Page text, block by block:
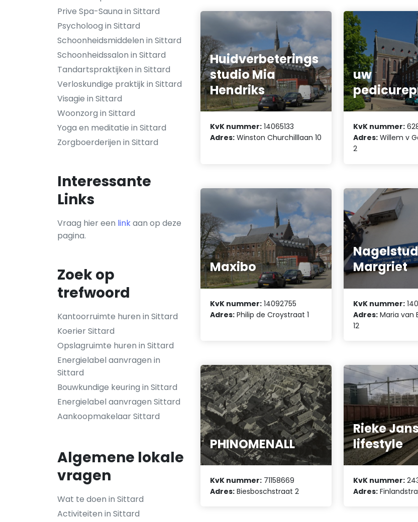
Prive Spa-Sauna in Sittard
Psycholoog in Sittard
Schoonheidsmiddelen in Sittard
Schoonheidssalon in Sittard
Tandartspraktijken in Sittard
Verloskundige praktijk in Sittard
Visagie in Sittard
Woonzorg in Sittard
Yoga en meditatie in Sittard
Zorgboerderijen in Sittard
Interessante
Links
Vraag hier een linkaan op deze
pagina.
Zoek op
trefwoord
Kantoorruimte huren in Sittard
Koerier Sittard
Opslagruimte huren in Sittard
Energielabel aanvragen in
Sittard
Bouwkundige keuring in Sittard
Energielabel aanvragen Sittard
Aankoopmakelaar Sittard
Algemene lokale
vragen
Wat te doen in Sittard
Activiteiten in Sittard
Huidverbeterings
studio Mia
Hendriks
KvK nummer: 14065133
Adres: Winston Churchilllaan 10
uw
KvK nummer:
Adres: Willem v
2
Maxibo
KvK nummer: 14092755
Adres: Philip de Croystraat 1
Margriet
KvK nummer:
Adres: Maria van
12
PHINOMENALL
KvK nummer: 71158669
Adres: Biesboschstraat 2
Rieke
lifestyle
KvK nummer:
Adres: